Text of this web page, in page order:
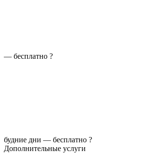
— бесплатно ?
будние дни — бесплатно ?
Дополнительные услуги